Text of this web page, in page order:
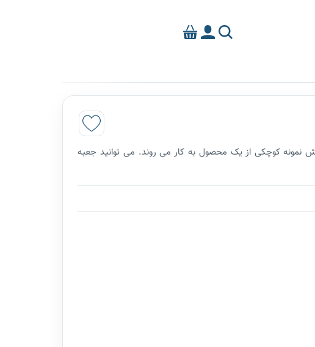
نمونه کوچکی از یک محصول به کار می روند. می توانید جعبه